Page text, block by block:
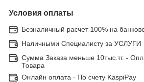
Условия оплаты
Безналичный расчет 100% на
Наличными Специалисту за УСЛУГИ
Сумма Заказа меньше 10тыс.тг. -
Товара
Онлайн оплата - По счету KaspiPay